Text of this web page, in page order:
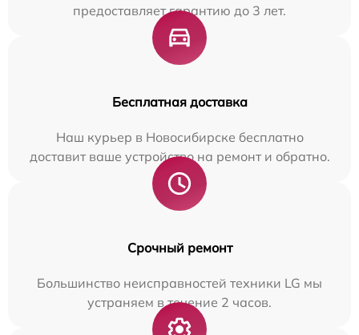
предоставляет гарантию до 3 лет.
Бесплатная доставка
Наш курьер в Новосибирске бесплатно
доставит ваше устройство на ремонт и обратно.
Срочный ремонт
Большинство неисправностей техники LG мы
устраняем в течение 2 часов.